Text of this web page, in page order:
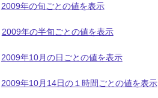
2009年の旬ごとの値を表示
2009年の半旬ごとの値を表示
2009年10月の日ごとの値を表示
2009年10月14日の１時間ごとの値を表示